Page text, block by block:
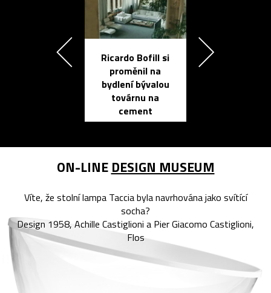
Ricardo Bofill si
proměnil na
bydlení bývalou
továrnu na
cement
ON-LINE DESIGN MUSEUM
Víte, že stolní lampa Taccia byla navrhována jako svítící
socha?
Design 1958, Achille Castiglioni a Pier Giacomo Castiglioni,
Flos